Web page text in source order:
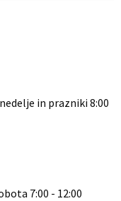
in prazniki 8:00
7:00 - 12:00